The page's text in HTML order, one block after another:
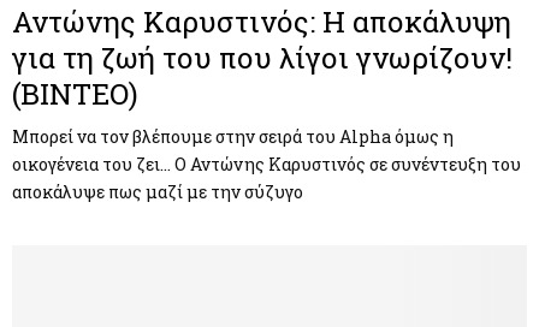
Αντώνης Καρυστινός: Η αποκάλυψη
για τη ζωή του που λίγοι γνωρίζουν!
(ΒΙΝΤΕΟ)
Μπορεί να τον βλέπουμε στην σειρά του Alpha όμως η
οικογένεια του ζει… Ο Αντώνης Καρυστινός σε συνέντευξη του
αποκάλυψε πως μαζί με την σύζυγο